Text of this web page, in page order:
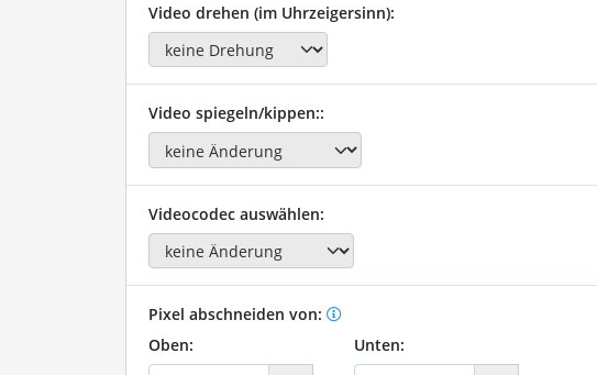
Video drehen (im Uhrzeigersinn):
Video spiegeln/kippen::
Videocodec auswählen:
Pixel abschneiden von:
Oben:
Unten: